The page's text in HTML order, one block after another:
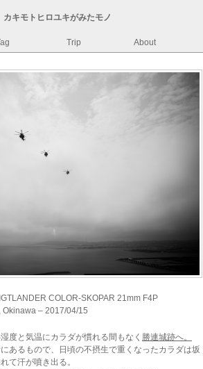
カキモトヒロユキがみたモノ
Trip About
COLOR-SKOPAR 21mm F4P
Okinawa – 2017/04/15
度と気温にカラダが慣れる間もなく 勝連城跡へ。
あるもので、日頃の不摂生で重くなったカラダは坂
て汗が噴き出る。